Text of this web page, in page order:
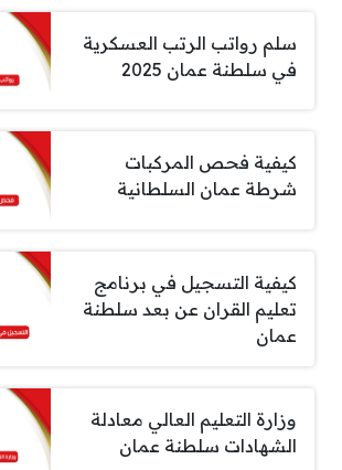
سلم رواتب الرتب العسكرية
في سلطنة عمان 2025
كيفية فحص المركبات
شرطة عمان السلطانية
كيفية التسجيل في برنامج
تعليم القران عن بعد سلطنة
عمان
وزارة التعليم العالي معادلة
الشهادات سلطنة عمان